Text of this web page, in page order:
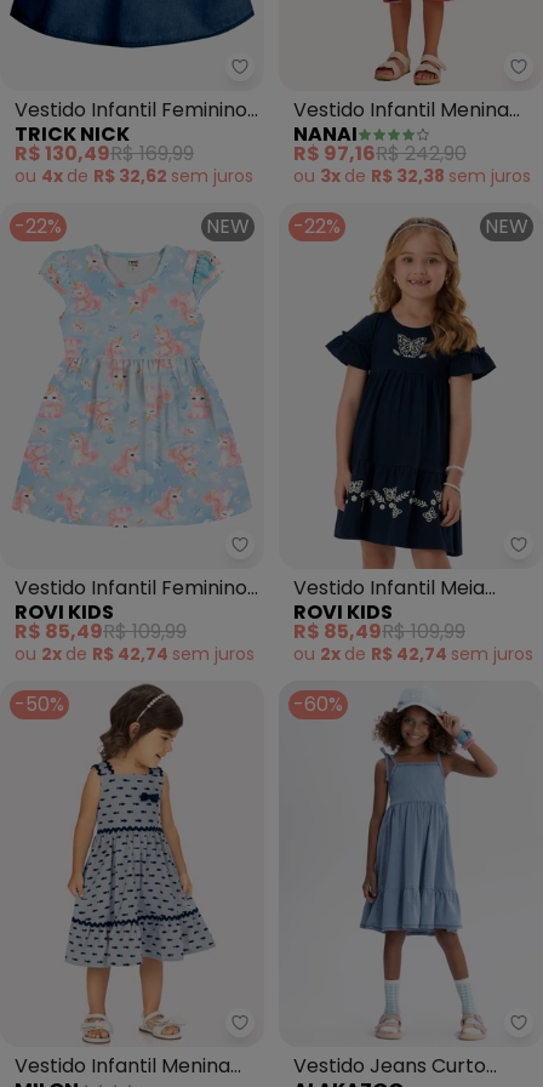
Trick Nick - Vestido Infantil
Vestido Infantil Feminino
(Azul)
TRICK NICK
R$ 130,49R$ 169,99
ou 4x de R$ 32,62 sem juros
Vestido Infantil Menina
com Aviamentos (Azul)
NANAI
R$ 97,16R$ 242,90
ou 3x de R$ 32,38 sem juros
-22% NEW
Rovi Kids - Vestido Infantil
Vestido Infantil Feminino
com Estampa (Azul)
ROVI KIDS
R$ 85,49R$ 109,99
ou 2x de R$ 42,74 sem juros
-22% NEW
Vestido Infantil Meia
Malha com Estampa
(Azul)
ROVI KIDS
R$ 85,49R$ 109,99
ou 2x de R$ 42,74 sem juros
-50%
Milon - Vestido Infantil Menina
Vestido Infantil Menina
-60%
Vestido Jeans Curto